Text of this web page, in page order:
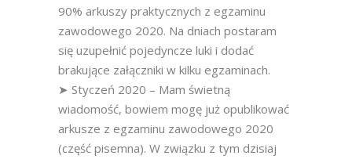
90% arkuszy praktycznych z egzaminu
zawodowego 2020. Na dniach postaram
się uzupełnić pojedyncze luki i dodać
brakujące załączniki w kilku egzaminach.
➤ Styczeń 2020 – Mam świetną
wiadomość, bowiem mogę już opublikować
arkusze z egzaminu zawodowego 2020
(część pisemna). W związku z tym dzisiaj